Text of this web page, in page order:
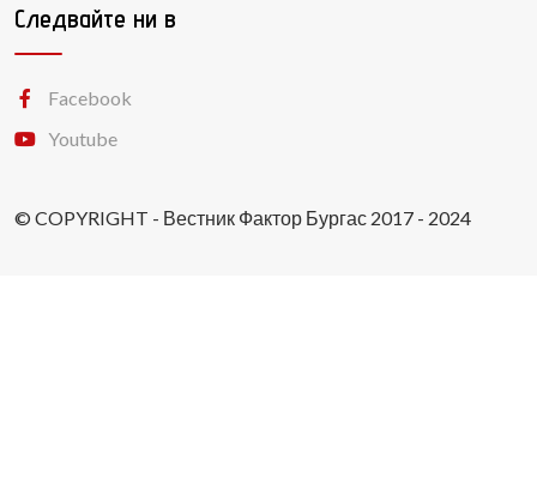
Следвайте ни в
Facebook
Youtube
© COPYRIGHT - Вестник Фактор Бургас 2017 - 2024